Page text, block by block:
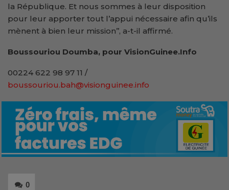
la République. Et nous sommes à leur disposition
pour leur apporter tout l’appui nécessaire afin qu’ils
mènent à bien leur mission’’, a-t-il affirmé.
Boussouriou Doumba, pour VisionGuinee.Info
00224 622 98 97 11 /
boussouriou.bah@visionguinee.info
0